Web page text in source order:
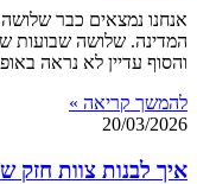
אנחנו נמצאים כבר
המדינה. שלושה שבועות
והסוף עדיין לא נראה
להמשך קריאה »
20/03/2026
איך לבנות צוות חזק